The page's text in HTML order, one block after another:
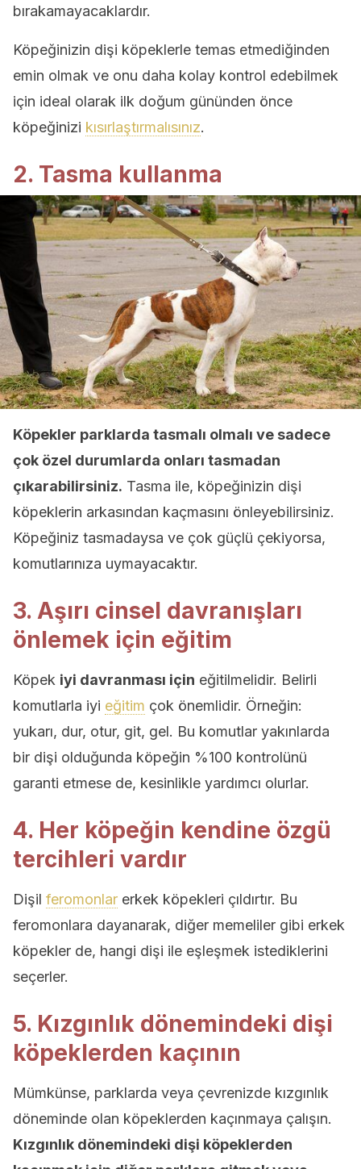
bırakamayacaklardır.
Köpeğinizin dişi köpeklerle temas etmediğinden
emin olmak ve onu daha kolay kontrol edebilmek
için ideal olarak ilk doğum gününden önce
köpeğinizi kısırlaştırmalısınız.
2. Tasma kullanma
Köpekler parklarda tasmalı olmalı ve sadece
çok özel durumlarda onları tasmadan
çıkarabilirsiniz. Tasma ile, köpeğinizin dişi
köpeklerin arkasından kaçmasını önleyebilirsiniz.
Köpeğiniz tasmadaysa ve çok güçlü çekiyorsa,
komutlarınıza uymayacaktır.
3. Aşırı cinsel davranışları
önlemek için eğitim
Köpek iyi davranması için eğitilmelidir. Belirli
komutlarla iyi eğitim çok önemlidir. Örneğin:
yukarı, dur, otur, git, gel. Bu komutlar yakınlarda
bir dişi olduğunda köpeğin %100 kontrolünü
garanti etmese de, kesinlikle yardımcı olurlar.
4. Her köpeğin kendine özgü
tercihleri vardır
Dişil feromonlar erkek köpekleri çıldırtır. Bu
feromonlara dayanarak, diğer memeliler gibi erkek
köpekler de, hangi dişi ile eşleşmek istediklerini
seçerler.
5. Kızgınlık dönemindeki dişi
köpeklerden kaçının
Mümkünse, parklarda veya çevrenizde kızgınlık
döneminde olan köpeklerden kaçınmaya çalışın.
Kızgınlık dönemindeki dişi köpeklerden